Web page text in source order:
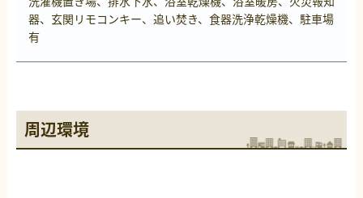
器、玄関リモコンキー、追い焚き、食器洗浄乾燥機、駐車場
有
周辺環境